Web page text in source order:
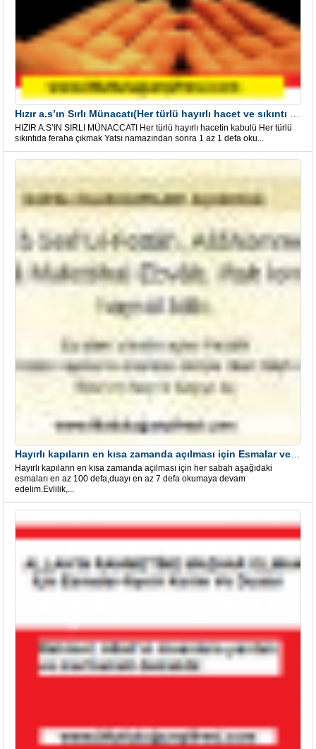
HIZIR A.S’IN SIRLI MÜNACCATI Her türlü hayırlı hacetin kabulü Her türlü
sıkıntıda feraha çıkmak Yatsı namazından sonra 1 az 1 defa oku...
Hayırlı kapıların en kısa zamanda açılması için her sabah aşağıdaki
esmaları en az 100 defa,duayı en az 7 defa okumaya devam
edelim.Evlilik,...